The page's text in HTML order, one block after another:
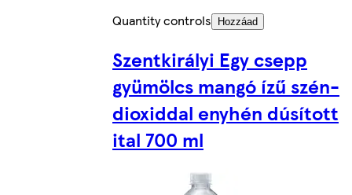
Quantity controls
Hozzáad
Szentkirályi Egy csepp
gyümölcs mangó ízű szén-
dioxiddal enyhén dúsított
ital 700 ml